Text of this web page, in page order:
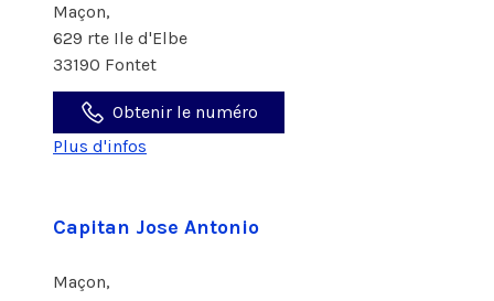
Maçon,
629 rte Ile d'Elbe
33190 Fontet
Obtenir le numéro
Plus d'infos
Capitan Jose Antonio
Maçon,